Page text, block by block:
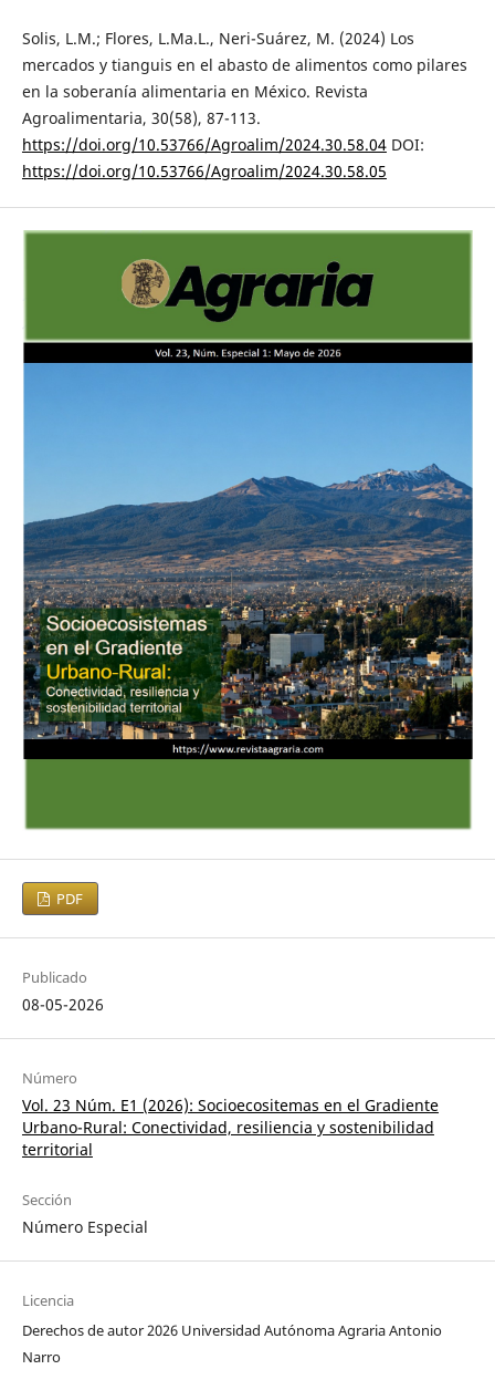
Solis, L.M.; Flores, L.Ma.L., Neri-Suárez, M. (2024) Los
mercados y tianguis en el abasto de alimentos como pilares
en la soberanía alimentaria en México. Revista
Agroalimentaria, 30(58), 87-113.
https://doi.org/10.53766/Agroalim/2024.30.58.04DOI:
https://doi.org/10.53766/Agroalim/2024.30.58.05
PDF
Publicado
08-05-2026
Número
Vol. 23 Núm. E1 (2026): Socioecositemas en el Gradiente
Urbano-Rural: Conectividad, resiliencia y sostenibilidad
territorial
Sección
Número Especial
Licencia
Derechos de autor 2026 Universidad Autónoma Agraria Antonio
Narro